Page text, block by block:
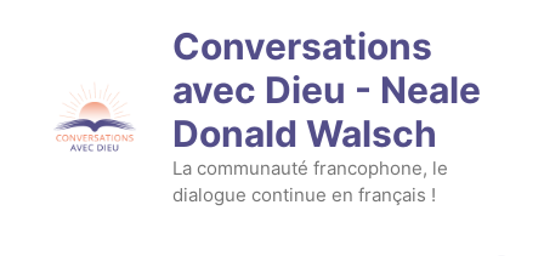
Conversations
avec Dieu - Neale
Donald Walsch
La communauté francophone, le
dialogue continue en français !